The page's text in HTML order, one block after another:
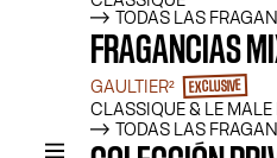
TODAS LAS
FRAGANCIAS
GAULTIER² EXCLUSIVE
CLASSIQUE & LE MALE
TODAS LAS